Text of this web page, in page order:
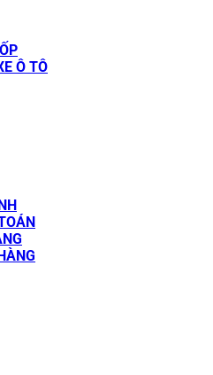
Ô TÔ